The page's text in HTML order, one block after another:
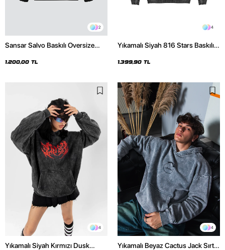
2
Sansar Salvo Baskılı Oversize
1.200,00 TL
4
Yıkamalı Siyah 816 Stars Baskılı
1.399,90 TL
4
Yıkamalı Siyah Kırmızı Dusk
4
Yıkamalı Beyaz Cactus Jack Sırt